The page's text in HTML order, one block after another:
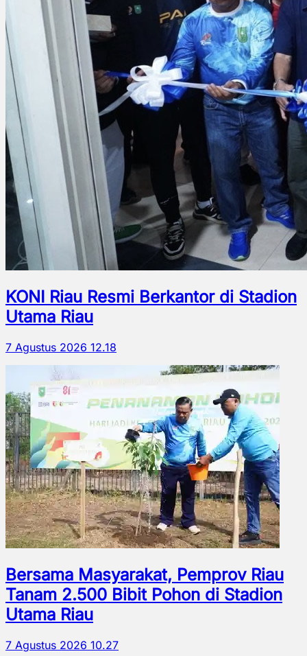
KONI Riau Resmi Berkantor di Stadion
Utama Riau
7 Agustus 2026 12.18
Bersama Masyarakat, Pemprov Riau
Tanam 2.500 Bibit Pohon di Stadion
Utama Riau
7 Agustus 2026 10.27